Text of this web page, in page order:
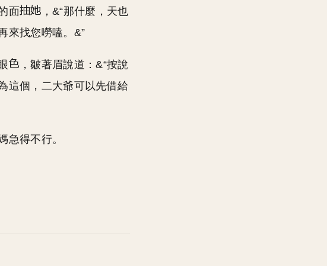
面
，&“那什麼，天也
來找您嘮嗑。&”
，皺著眉說道：&“按說
這個，二大爺可以先借給
急得不行。